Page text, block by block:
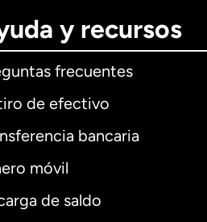
y recursos
frecuentes
de efectivo
bancaria
móvil
de saldo